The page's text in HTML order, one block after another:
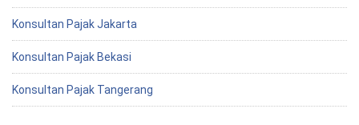
Konsultan Pajak Jakarta
Konsultan Pajak Bekasi
Konsultan Pajak Tangerang